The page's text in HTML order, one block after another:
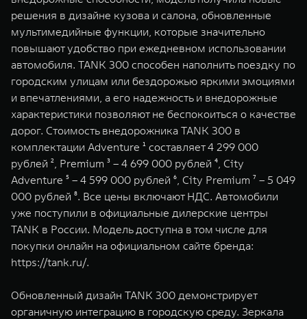
WEY 07
Расширяя границы комфорта
от 6 149 000 ₽
WEY 05
Эстетика
от 5 699
WEY 80
Масштаб возможностей
от 6 449 000 ₽
WEY 80
Масштаб
от 8 099
решения в дизайне кузова и салона, обновленные
мультимедийные функции, которые значительно
повышают удобство при ежедневном использовании
автомобиля. TANK 300 способен наполнить поездку по
городским улицам или бездорожью яркими эмоциями
и впечатлениями, а его надежность и внедорожные
характеристики позволяют не беспокоиться о качестве
дорог. Стоимость внедорожника TANK 300 в
комплектации Adventure ¹ составляет 4 299 000
рублей ², Premium ³ – 4 699 000 рублей ⁴, City
Adventure ⁵ – 4 599 000 рублей ⁶, City Premium ⁷ – 5 049
000 рублей ⁸. Все цены включают НДС. Автомобили
уже поступили в официальные дилерские центры
TANK в России. Модель доступна в том числе для
покупки онлайн на официальном сайте бренда:
https://tank.ru/.
Обновленный дизайн TANK 300 демонстрирует
органичную интеграцию в городскую среду. Зеркала